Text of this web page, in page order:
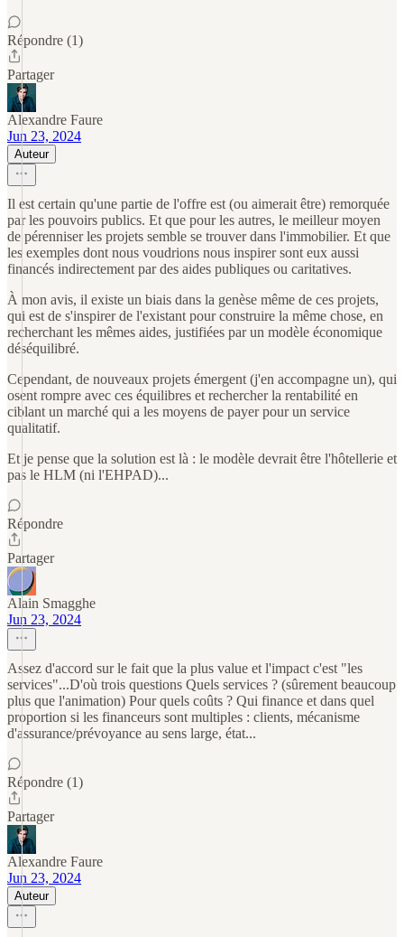
Répondre (1)
Partager
Alexandre Faure
Jun 23, 2024
Auteur
Il est certain qu'une partie de l'offre est (ou aimerait être) remorquée
par les pouvoirs publics. Et que pour les autres, le meilleur moyen
de pérenniser les projets semble se trouver dans l'immobilier. Et que
les exemples dont nous voudrions nous inspirer sont eux aussi
financés indirectement par des aides publiques ou caritatives.
À mon avis, il existe un biais dans la genèse même de ces projets,
qui est de s'inspirer de l'existant pour construire la même chose, en
recherchant les mêmes aides, justifiées par un modèle économique
déséquilibré.
Cependant, de nouveaux projets émergent (j'en accompagne un), qui
osent rompre avec ces équilibres et rechercher la rentabilité en
ciblant un marché qui a les moyens de payer pour un service
qualitatif.
Et je pense que la solution est là : le modèle devrait être l'hôtellerie et
pas le HLM (ni l'EHPAD)...
Répondre
Partager
Alain Smagghe
Jun 23, 2024
Assez d'accord sur le fait que la plus value et l'impact c'est "les
services"...D'où trois questions Quels services ? (sûrement beaucoup
plus que l'animation) Pour quels coûts ? Qui finance et dans quel
proportion si les financeurs sont multiples : clients, mécanisme
d'assurance/prévoyance au sens large, état...
Répondre (1)
Partager
Alexandre Faure
Jun 23, 2024
Auteur